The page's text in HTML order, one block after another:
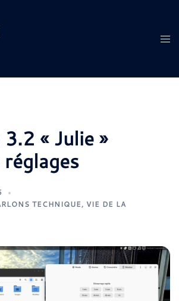
3.2 « Julie »
TECHNIQUE, VIE DE LA